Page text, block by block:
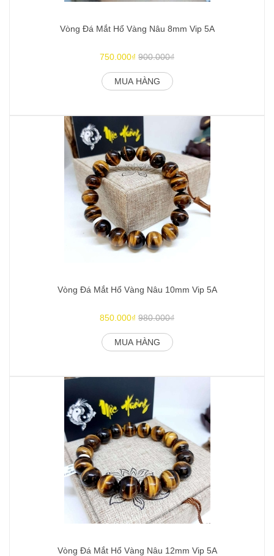
Vòng Đá Mắt Hổ Vàng Nâu 8mm Vip 5A
750.000₫ 900.000₫
MUA HÀNG
Vòng Đá Mắt Hổ Vàng Nâu 10mm Vip 5A
850.000₫ 980.000₫
MUA HÀNG
Vòng Đá Mắt Hổ Vàng Nâu 12mm Vip 5A